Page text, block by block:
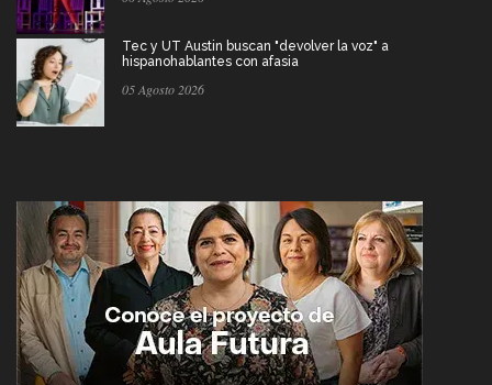
Tec y UT Austin buscan "devolver la voz" a
hispanohablantes con afasia
05 Agosto 2026